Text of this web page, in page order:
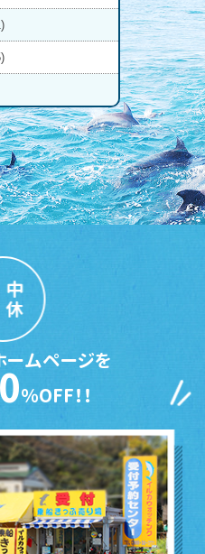
ームページを
％OFF！！